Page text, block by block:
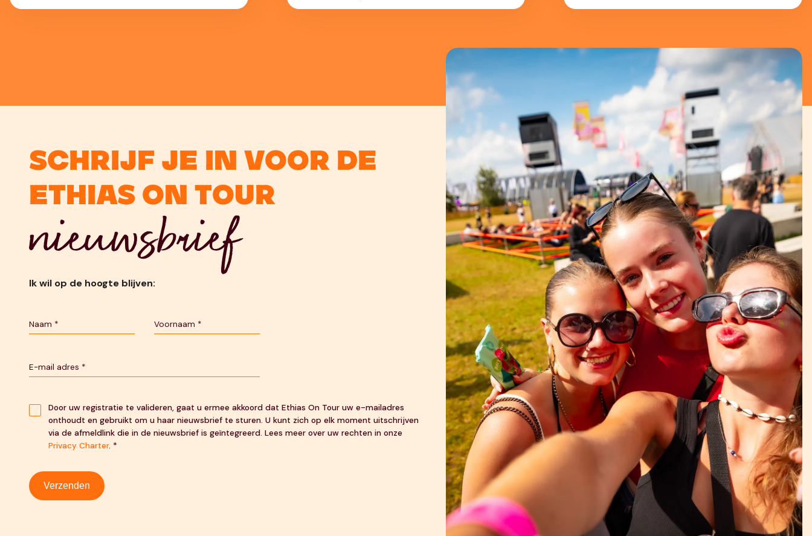
Schrijf je in voor de
Ethias On Tour
nieuwsbrief
Ik wil op de hoogte blijven:
Door uw registratie te valideren, gaat u ermee akkoord dat Ethias On Tour uw e-mailadres
onthoudt en gebruikt om u haar nieuwsbrief te sturen. U kunt zich op elk moment uitschrijven
via de afmeldlink die in de nieuwsbrief is geïntegreerd. Lees meer over uw rechten in onze
Privacy Charter. *
Verzenden